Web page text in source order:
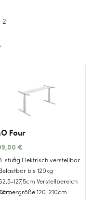
2
Four
€
stufig Elektrisch verstellbar
bis 120kg
127,5cm Verstellbereich
120-210cm